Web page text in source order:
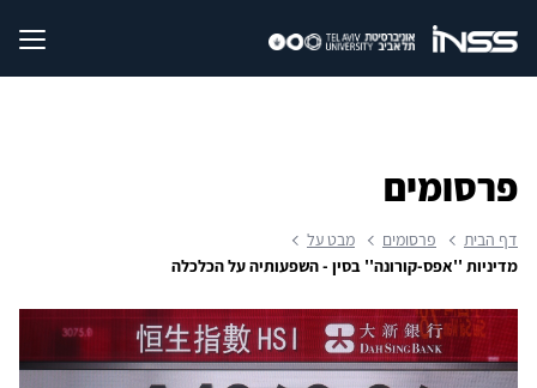
פרסומים
דף הבית פרסומים
מבט על
מדיניות ''אפס-קורונה'' בסין - השפעותיה על הכלכלה